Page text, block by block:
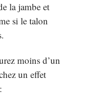
la jambe et
si le talon
moins d’un
un effet